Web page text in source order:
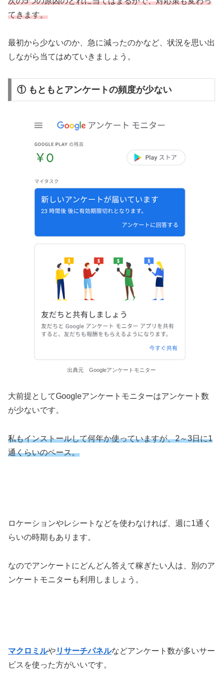
てきます。
最初から少ないのか、急に減ったのかなど、状況を思い出
しながら当てはめていきましょう。
① もともとアンケートの頻度が少ない
出典元 Googleアンケートモニター
大前提としてGoogleアンケートモニターはアンケート数
が少ないです。
私もインストールして何年か使っていますが、2～3日に1
通くらいのペース。
ロケーションやレシートなどを使わなければ、週に1通く
らいの時期もあります。
なのでアンケートにどんどん答えて稼ぎたい人は、別のア
ンケートモニターも利用しましょう。
マクロミルやリサーチパネルなどアンケート数が多いサー
ビスを使った方がいいです。